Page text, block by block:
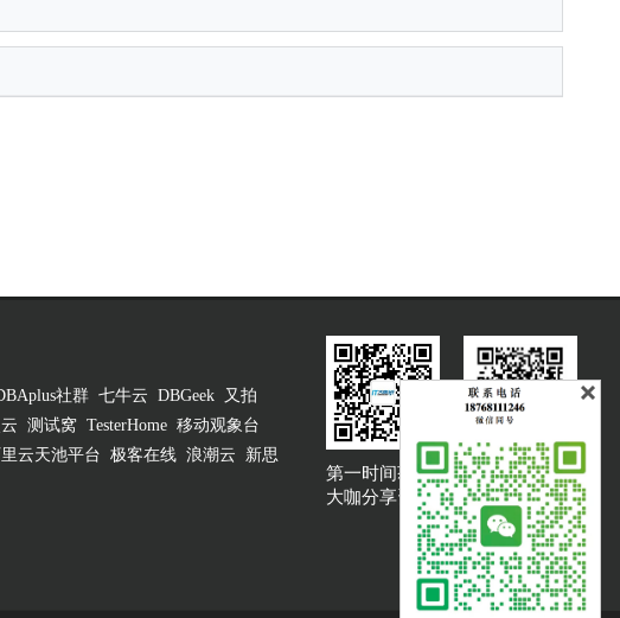
社群 七牛云 DBGeek
又拍
测试窝 TesterHome 移动观象台
里云天池平台 极客在线 浪潮云
新思
第一时间获取
大咖分享资讯
大咖说吐槽客服